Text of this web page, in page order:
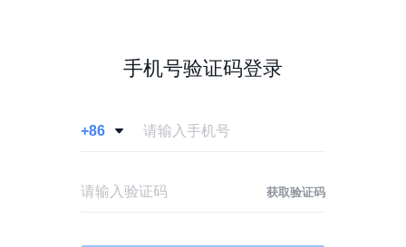
手机号验证码登录
+86 
获取验证码